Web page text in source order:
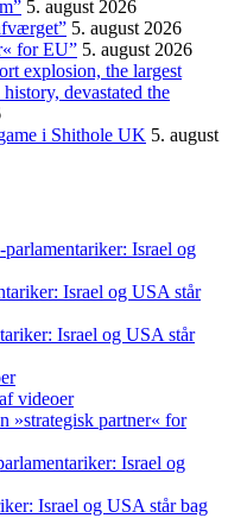
5. august 2026
5. august 2026
for EU” 5. august 2026
explosion, the largest
devastated the
i Shithole UK 5. august
Israel og
Israel og USA står
Israel og USA står
videoer
»strategisk partner« for
Israel og
Israel og USA står bag